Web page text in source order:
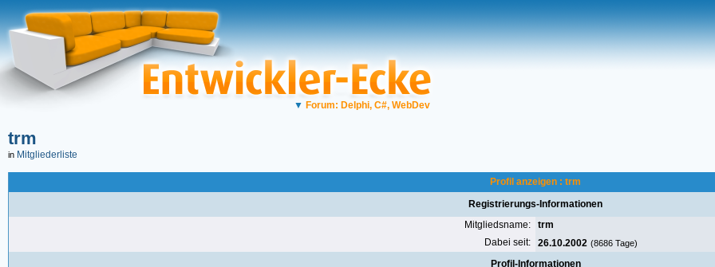
▼ Forum: Delphi, C#, WebDev
trm
in Mitgliederliste
Profil anzeigen : trm
Registrierungs-Informationen
Mitgliedsname:
trm
Dabei seit:
26.10.2002 (8686 Tage)
Profil-Informationen